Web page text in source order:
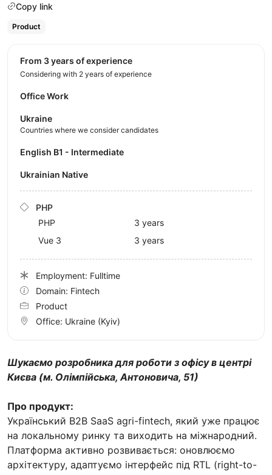
Copy link
Product
Шукаємо розробника для роботи з офісу в центрі
Києва (м. Олімпійська, Антоновича, 51)
Про продукт:
Український B2B SaaS agri-fintech, який уже працює
на локальному ринку та виходить на міжнародний.
Платформа активно розвивається: оновлюємо
архітектуру, адаптуємо інтерфейс під RTL (right-to-
from 3 years of experience
Considering with 2 years of experience
Office Work
Ukraine
Countries where we consider candidates
English B1 - Intermediate
Ukrainian Native
PHP
PHP
3 years
Vue 3
3 years
Employment: Fulltime
Domain: Fintech
Product
Office: Ukraine (Kyiv)